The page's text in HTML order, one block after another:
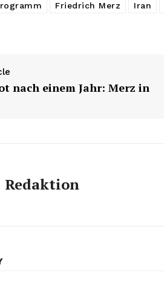
Friedrich Merz Iran
nach einem Jahr: Merz in
Redaktion